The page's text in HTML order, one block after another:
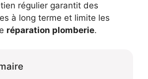
régulier garantit des
à long terme et limite les
réparation plomberie.